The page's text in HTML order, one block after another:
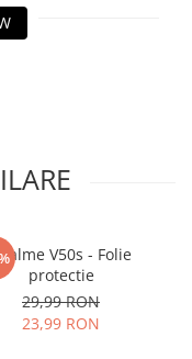
V50s - Folie
protectie
29,99 RON
23,99 RON